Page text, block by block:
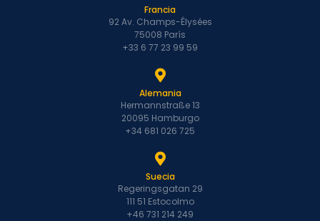
Francia
92 Av. Champs-Élysées
75008 París
+33 6 77 23 99 59
Alemania
Hermannstraße 13
20095 Hamburgo
+34 681 026 725
Suecia
Regeringsgatan 29
111 51 Estocolmo
+46 731 214 249